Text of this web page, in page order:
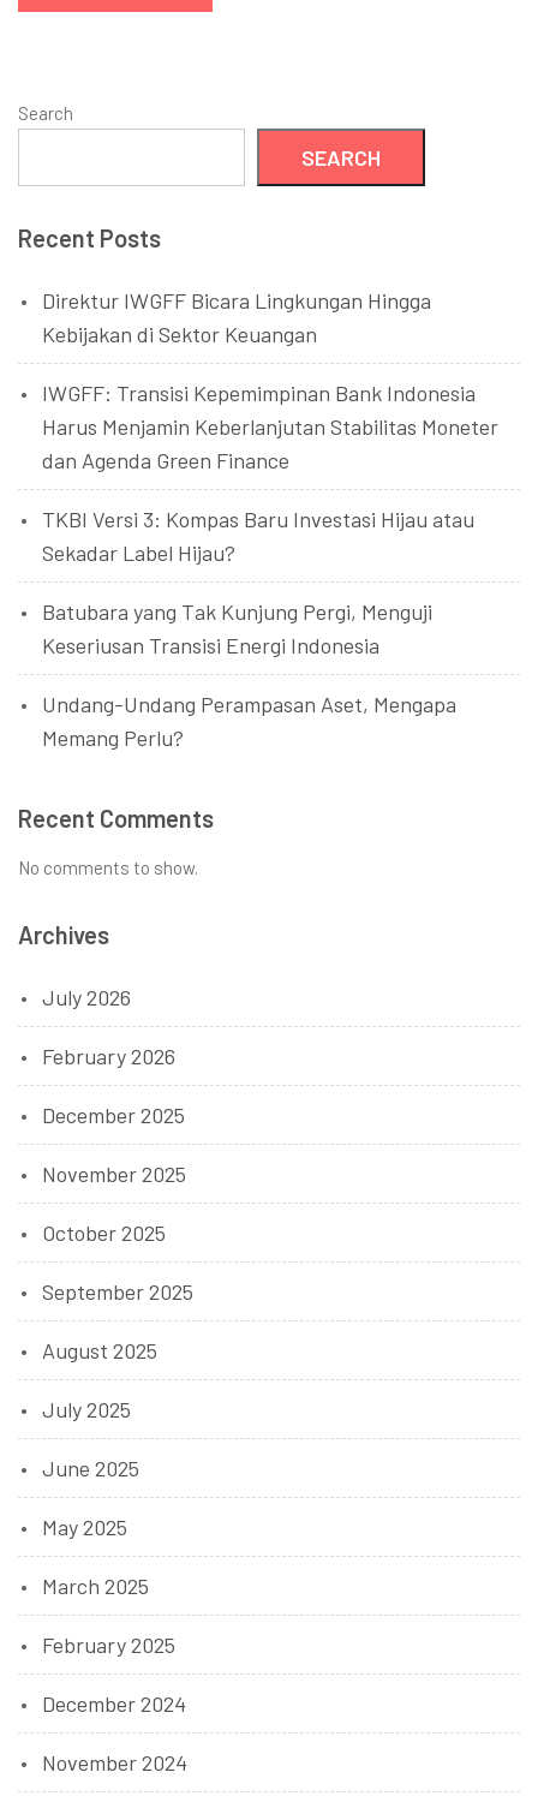
Search
SEARCH
Recent Posts
Direktur IWGFF Bicara Lingkungan Hingga
Kebijakan di Sektor Keuangan
IWGFF: Transisi Kepemimpinan Bank Indonesia
Harus Menjamin Keberlanjutan Stabilitas Moneter
dan Agenda Green Finance
TKBI Versi 3: Kompas Baru Investasi Hijau atau
Sekadar Label Hijau?
Batubara yang Tak Kunjung Pergi, Menguji
Keseriusan Transisi Energi Indonesia
Undang-Undang Perampasan Aset, Mengapa
Memang Perlu?
Recent Comments
No comments to show.
Archives
July 2026
February 2026
December 2025
November 2025
October 2025
September 2025
August 2025
July 2025
June 2025
May 2025
March 2025
February 2025
December 2024
November 2024